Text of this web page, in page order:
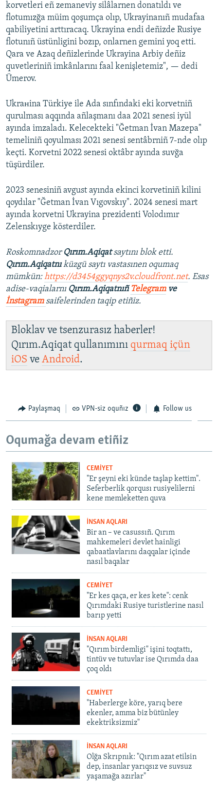
korvetleri eñ zemaneviy silâlarnen donatıldı ve
flotumızğa müim qoşumça olıp, Ukrayinanıñ mudafaa
qabiliyetini arttıracaq. Ukrayina endi deñizde Rusiye
flotunıñ üstünligini bozıp, onlarnen gemini yoq etti.
Qara ve Azaq deñizlerinde Ukrayina Arbiy deñiz
quvetleriniñ imkânlarını faal kenişletemiz", — dedi
Ümerov.
Ukraнina Türkiye ile Ada sınfındaki eki korvetniñ
qurulması aqqında añlaşmanı daa 2021 senesi iyül
ayında imzaladı. Kelecekteki "Ğetman İvan Mazepa"
temeliniñ qoyulması 2021 senesi sentâbrniñ 7-nde olıp
keçti. Korvetni 2022 senesi oktâbr ayında suvğa
tüşürdiler.
2023 senesiniñ avgust ayında ekinci korvetiniñ kilini
qoydılar "Ğetman İvan Vıgovskıy". 2024 senesi mart
ayında korvetni Ukrayina prezidenti Volodımır
Zelenskıyge kösterdiler.
Roskomnadzor Qırım.Aqiqatsaytını blok etti.
Qırım.Aqiqatnıküzgü saytı vastasınen oqumaq
mümkün:https://d3454ggyqnys2v.cloudfront.net. Esas
adise-vaqialarnı Qırım.AqiqatnıñTelegramve
İnstagram saifelerinden taqip etiñiz.
Bloklav ve tsenzurasız haberler!
Qırım.Aqiqat qullanımını qurmaq içün
iOS ve Android.
Paylaşmaq VPN-siz oquñız Follow us
Oqumağa devam etiñiz
CEMİYET
"Er şeyni eki künde taşlap kettim".
Seferberlik qorqusı rusiyelilerni
kene memleketten quva
İNSAN AQLARI
Bir an – ve casussıñ. Qırım
mahkemeleri devlet hainligi
qabaatlavlarını daqqalar içinde
nasıl baqalar
CEMİYET
"Er kes qaça, er kes kete": cenk
Qırımdaki Rusiye turistlerine nasıl
barıp yetti
İNSAN AQLARI
"Qırım birdemligi" işini toqtattı,
tintüv ve tutuvlar ise Qırımda daa
çoq oldı
CEMİYET
"Haberlerge köre, yarıq bere
ekenler, amma biz bütünley
ekektriksizmiz"
İNSAN AQLARI
Olğa Skrıpnık: "Qırım azat etilsin
dep, insanlar yarıqsız ve suvsuz
yaşamağa azırlar"